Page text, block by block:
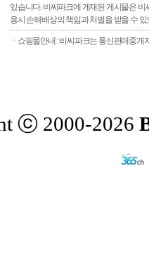
있습니다. 비씨파크에 게재된 게시물은
용시 손해배상의 책임과 처벌을 받을 수
ㆍ쇼핑몰안내 : 비씨파크는 통신판매중개
ⓒ 2000-2026